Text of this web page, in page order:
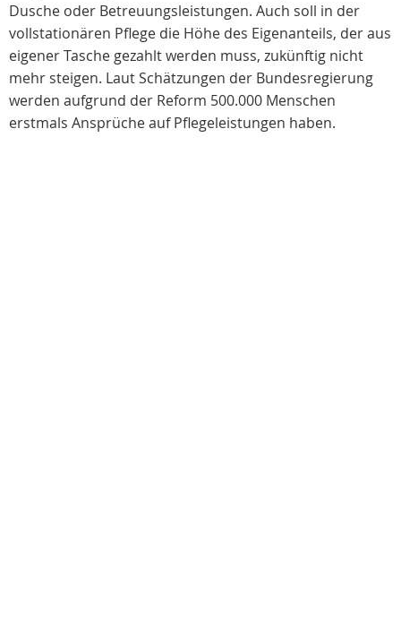
Dusche oder Betreuungsleistungen. Auch soll in der
vollstationären Pflege die Höhe des Eigenanteils, der aus
eigener Tasche gezahlt werden muss, zukünftig nicht
mehr steigen. Laut Schätzungen der Bundesregierung
werden aufgrund der Reform 500.000 Menschen
erstmals Ansprüche auf Pflegeleistungen haben.